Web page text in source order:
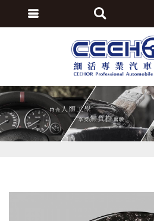
會員登入
會員註冊
訂單查詢
追蹤清單
繁體中文